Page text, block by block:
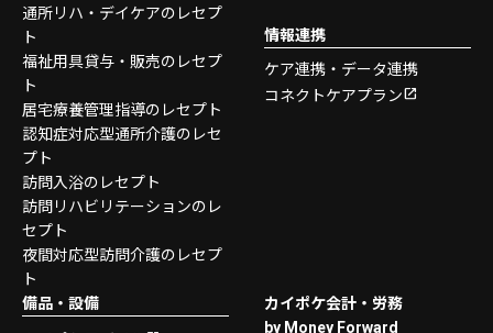
通所リハ・デイケアのレセプ
ト
福祉用具貸与・販売のレセプ
ト
居宅療養管理指導のレセプト
認知症対応型通所介護のレセ
プト
訪問入浴のレセプト
訪問リハビリテーションのレ
セプト
夜間対応型訪問介護のレセプ
ト
情報連携
ケア連携・データ連携
コネクトケアプラン
備品・設備
カイポケ会計・労務
by Money Forward